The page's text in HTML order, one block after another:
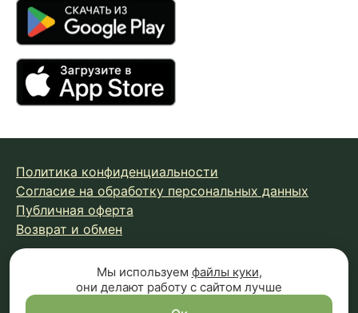
Политика конфиденциальности
Согласие на обработку персональных данных
Публичная оферта
Возврат и обмен
© 2026 Fungiline — зарегистрированная торговая марка.
Копирование материалов с сайта запрещено.
Вся информация на сайте носит справочный характер и
Мы используем файлы куки,
они делают работу с сайтом лучше